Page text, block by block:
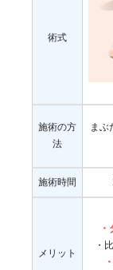
術式
施術の方
法
まぶ
施術時間
メリット
・